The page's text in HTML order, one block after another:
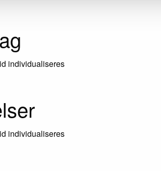
individualiseres
individualiseres